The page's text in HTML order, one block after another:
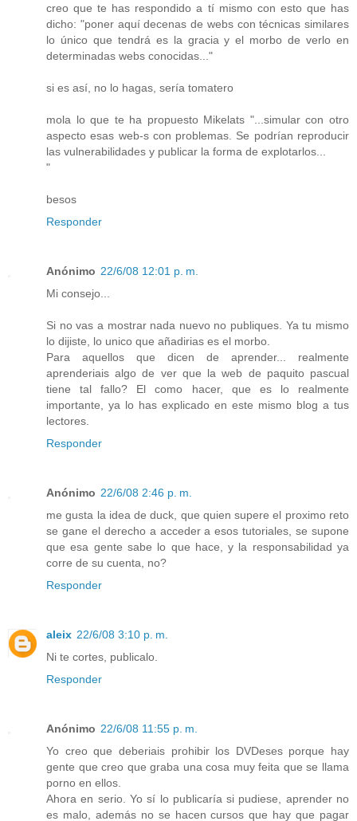
creo que te has respondido a tí mismo con esto que has
dicho: "poner aquí decenas de webs con técnicas similares
lo único que tendrá es la gracia y el morbo de verlo en
determinadas webs conocidas..."
si es así, no lo hagas, sería tomatero
mola lo que te ha propuesto Mikelats "...simular con otro
aspecto esas web-s con problemas. Se podrían reproducir
las vulnerabilidades y publicar la forma de explotarlos...
"
besos
Responder
Anónimo 22/6/08 12:01 p. m.
Mi consejo...
Si no vas a mostrar nada nuevo no publiques. Ya tu mismo
lo dijiste, lo unico que añadirias es el morbo.
Para aquellos que dicen de aprender... realmente
aprenderiais algo de ver que la web de paquito pascual
tiene tal fallo? El como hacer, que es lo realmente
importante, ya lo has explicado en este mismo blog a tus
lectores.
Responder
Anónimo 22/6/08 2:46 p. m.
me gusta la idea de duck, que quien supere el proximo reto
se gane el derecho a acceder a esos tutoriales, se supone
que esa gente sabe lo que hace, y la responsabilidad ya
corre de su cuenta, no?
Responder
aleix 22/6/08 3:10 p. m.
Ni te cortes, publicalo.
Responder
Anónimo 22/6/08 11:55 p. m.
Yo creo que deberiais prohibir los DVDeses porque hay
gente que creo que graba una cosa muy feita que se llama
porno en ellos.
Ahora en serio. Yo sí lo publicaría si pudiese, aprender no
es malo, además no se hacen cursos que hay que pagar